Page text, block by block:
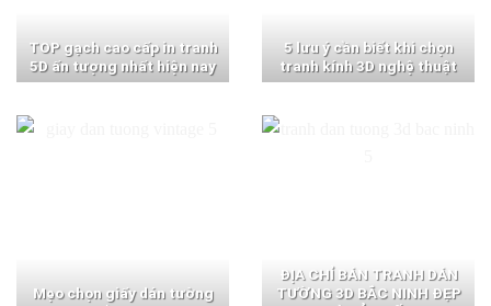
TOP gạch cao cấp in tranh
5D ấn tượng nhất hiện nay
5 lưu ý cần biết khi chọn
tranh kính 3D nghệ thuật
Mẹo chọn giấy dán tường
ĐỊA CHỈ BÁN TRANH DÁN
TƯỜNG 3D BẮC NINH ĐẸP